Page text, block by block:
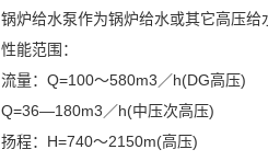
锅炉给水泵作为锅炉给水或其它高压
性能范围：
流量：Q=100～580m3／h(DG高压)
Q=36—180m3／h(中压次高压)
扬程：H=740～2150m(高压)